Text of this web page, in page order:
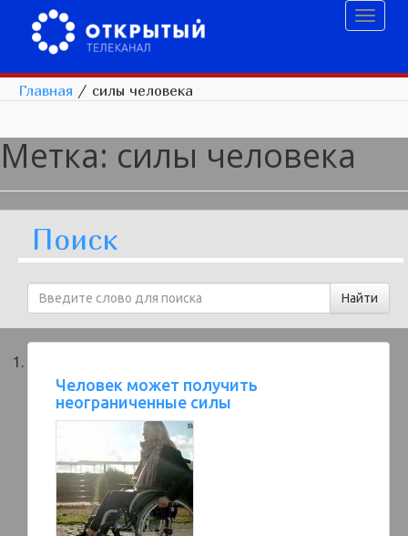
Главная / силы человека
Метка: силы человека
Поиск
Человек может получить
неограниченные силы